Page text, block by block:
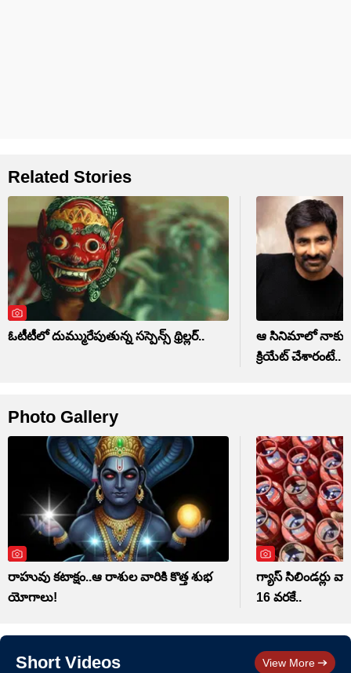
Related Stories
ఓటీటీలో దుమ్మురేపుతున్న సస్పెన్స్ థ్రిల్లర్..
ఆ సినిమాలో నాకు
క్రియేట్ చేశారంటే..
Photo Gallery
రాహువు కటాక్షం..ఆ రాశుల వారికి కొత్త శుభ
యోగాలు!
గ్యాస్ సిలిండర్లు
16 వరకే..
Short Videos View More